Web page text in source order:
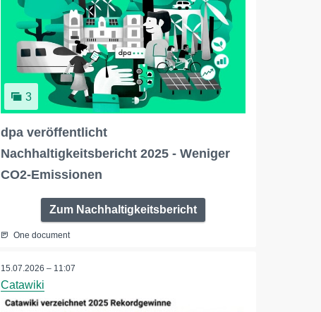
3
dpa veröffentlicht
Nachhaltigkeitsbericht 2025 - Weniger
CO2-Emissionen
Zum Nachhaltigkeitsbericht
One document
15.07.2026 – 11:07
Catawiki